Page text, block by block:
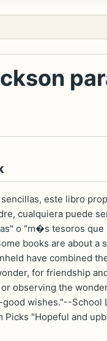
este libro
cualquiera puede
o "m�s tesoros que
books are about
have combined
for friendship
observing the
wishes."--
Picks "Hopeful and